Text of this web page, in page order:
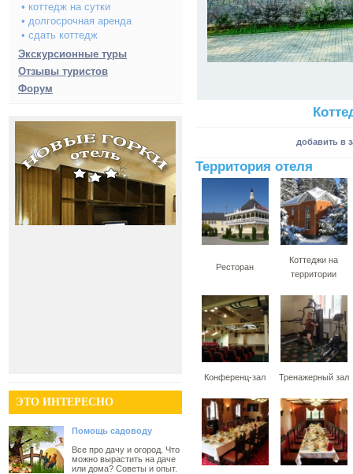
• коттедж на сутки
• долгосрочная аренда
• сдать коттедж
Экскурсионные туры
Отзывы туристов
Форум
ЭТО ИНТЕРЕСНО
Помощь садоводу
Все про дачу и огород. Что
можно вырастить на даче
или дома? Советы и опыт.
добавить в
Территория отеля
Ресторан
Коттеджи на
территории
Конференц-зал Тренажерный зал